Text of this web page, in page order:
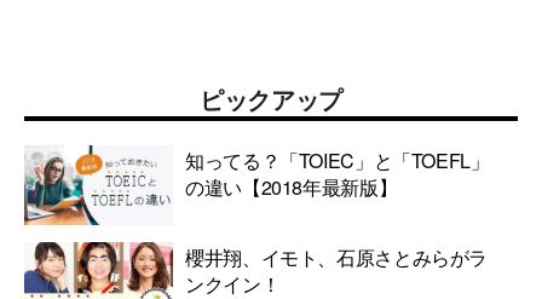
ピックアップ
知ってる？「TOIEC」と「TOEFL」
の違い【2018年最新版】
櫻井翔、イモト、石原さとみらがラ
ンクイン！